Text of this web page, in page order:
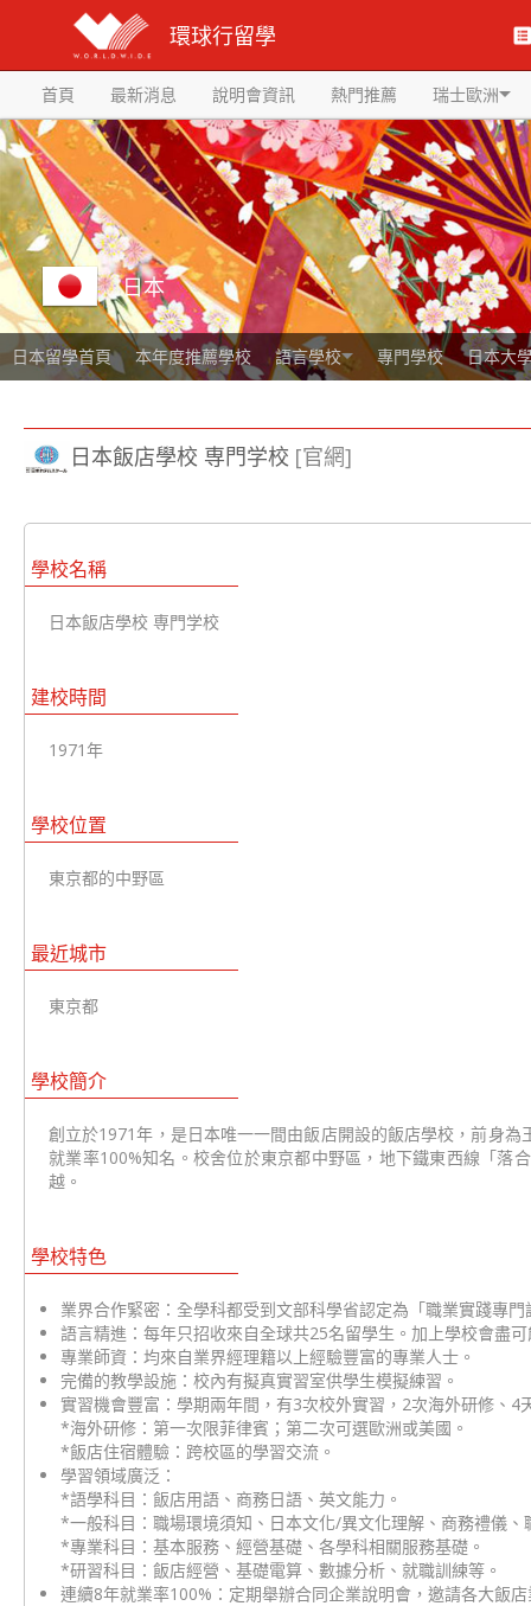
環球行留學
首頁 最新消息 說明會資訊 熱門推薦 瑞士歐洲
日本
日本留學首頁 本年度推薦學校 語言學校 專門學校 日本大
日本飯店學校 専門学校 [官網]
學校名稱
日本飯店學校 専門学校
建校時間
1971年
學校位置
東京都的中野區
最近城市
東京都
學校簡介
創立於1971年，是日本唯一一間由飯店開設的飯店學校，前身
就業率100%知名。校舍位於東京都中野區，地下鐵東西線「落
越。
學校特色
業界合作緊密：全學科都受到文部科學省認定為「職業實踐專門
語言精進：每年只招收來自全球共25名留學生。加上學校會盡
專業師資：均來自業界經理籍以上經驗豐富的專業人士。
完備的教學設施：校內有擬真實習室供學生模擬練習。
實習機會豐富：學期兩年間，有3次校外實習，2次海外研修、
*海外研修：第一次限菲律賓；第二次可選歐洲或美國。
*飯店住宿體驗：跨校區的學習交流。
學習領域廣泛：
*語學科目：飯店用語、商務日語、英文能力。
*一般科目：職場環境須知、日本文化/異文化理解、商務禮儀、
*專業科目：基本服務、經營基礎、各學科相關服務基礎。
*研習科目：飯店經營、基礎電算、數據分析、就職訓練等。
連續8年就業率100%：定期舉辦合同企業說明會，邀請各大飯